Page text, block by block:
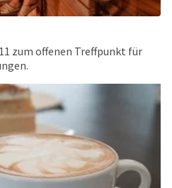
zum offenen Treffpunkt für